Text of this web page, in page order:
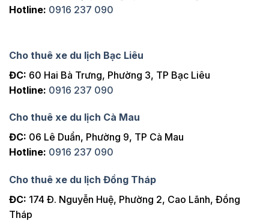
Hotline: 0916 237 090
Cho thuê xe du lịch Bạc Liêu
ĐC: 60 Hai Bà Trưng, Phường 3, TP Bạc Liêu
Hotline: 0916 237 090
Cho thuê xe du lịch Cà Mau
ĐC: 06 Lê Duẩn, Phường 9, TP Cà Mau
Hotline: 0916 237 090
Cho thuê xe du lịch Đồng Tháp
ĐC: 174 Đ. Nguyễn Huệ, Phường 2, Cao Lãnh, Đồng
Tháp